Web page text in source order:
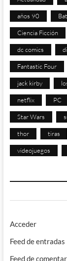
años 90
Ciencia Ficción
dc comics
Fantastic Four
jack kirby
netflix PC
Star Wars
thor tiras
videojuegos
Acceder
Feed de entradas
Feed de